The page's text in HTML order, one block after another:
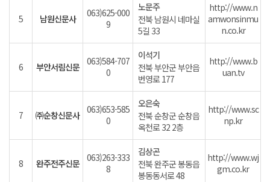
5 남원신문사
063)625-000
9
노문주
전북 남원시 네마실
5길 33
http://www.n
amwonsinmu
n.co.kr
6 부안서림신문
063)584-707
0
이석기
전북 부안군 부안읍
번영로 177
http://www.b
uan.tv
7 ㈜순창신문사 063)653-585
0
오은숙
전북 순창군 순창읍
옥천로 32 2층
http://www.sc
np.kr
8 완주전주신문
063)263-333
8
김상곤
전북 완주군 봉동읍
봉동동서로 48
http://www.wj
gm.co.kr